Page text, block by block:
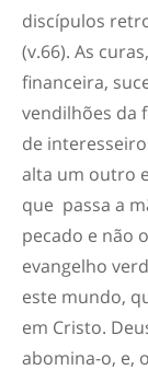
discípulos
(v.66). As
financeira,
vendilhões da
de
alta um outro
que passa a
pecado e não
evangelho
este mundo,
em Cristo.
abomina-o, e,